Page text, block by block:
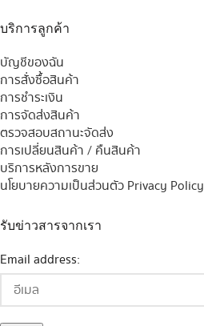
บริการลูกค้า
บัญชีของฉัน
การสั่งซื้อสินค้า
การชำระเงิน
การจัดส่งสินค้า
ตรวจสอบสถานะจัดส่ง
การเปลี่ยนสินค้า / คืนสินค้า
บริการหลังการขาย
นโยบายความเป็นส่วนตัว Privacy Policy
รับข่าวสารจากเรา
Email address: